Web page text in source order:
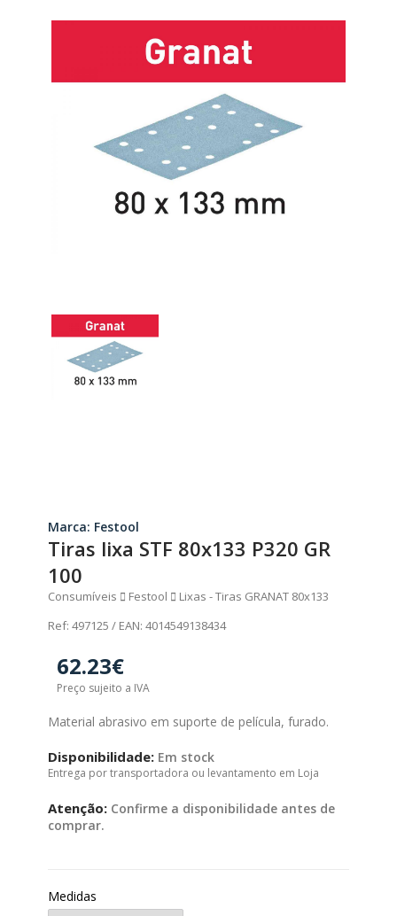
Marca: Festool
Tiras lixa STF 80x133 P320 GR
100
Consumíveis Festool
Lixas - Tiras GRANAT 80x133
Ref: 497125 / EAN: 4014549138434
62.23€
Preço sujeito a IVA
Material abrasivo em suporte de película, furado.
Disponibilidade: Em stock
Entrega por transportadora ou levantamento em Loja
Atenção: Confirme a disponibilidade antes de
comprar.
Medidas